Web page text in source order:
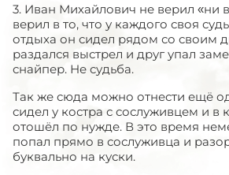
3. Иван Михайлович не верил «ни в
верил в то, что у каждого своя
отдыха он сидел рядом со своим
раздался выстрел и друг упал
снайпер. Не судьба.
Так же сюда можно отнести ещё
сидел у костра с сослуживцем и в
отошёл по нужде. В это время
попал прямо в сослуживца и
буквально на куски.